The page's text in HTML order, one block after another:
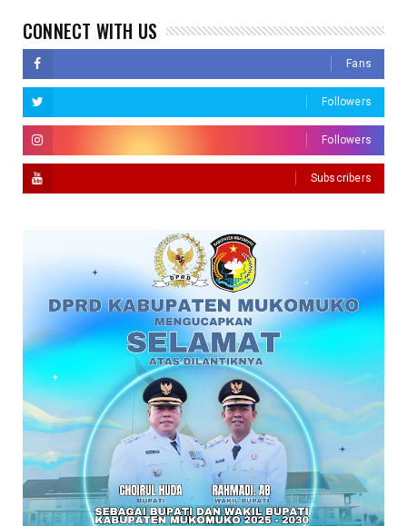
CONNECT WITH US
Fans
Followers
Followers
Subscribers